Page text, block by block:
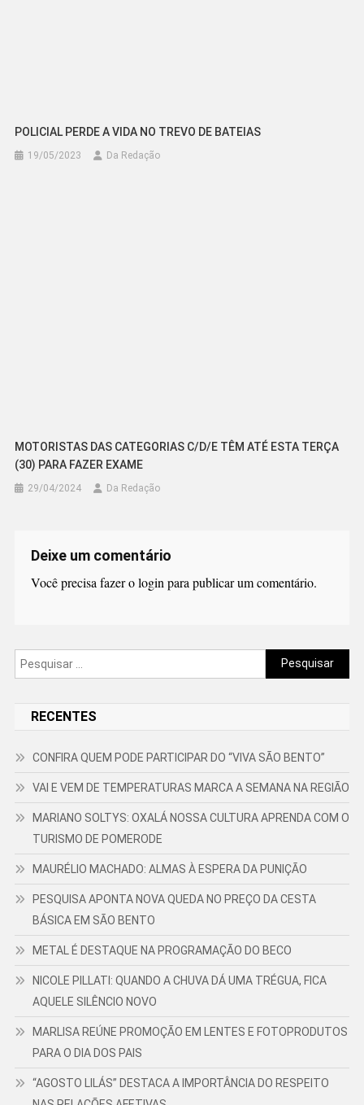
POLICIAL PERDE A VIDA NO TREVO DE BATEIAS
19/05/2023 Da Redação
MOTORISTAS DAS CATEGORIAS C/D/E TÊM ATÉ ESTA TERÇA
(30) PARA FAZER EXAME
29/04/2024 Da Redação
Deixe um comentário
Você precisa fazer ologin para publicar um comentário.
Pesquisar
por:
RECENTES
CONFIRA QUEM PODE PARTICIPAR DO “VIVA SÃO BENTO”
VAI E VEM DE TEMPERATURAS MARCA A SEMANA NA REGIÃO
MARIANO SOLTYS: OXALÁ NOSSA CULTURA APRENDA COM O
TURISMO DE POMERODE
MAURÉLIO MACHADO: ALMAS À ESPERA DA PUNIÇÃO
PESQUISA APONTA NOVA QUEDA NO PREÇO DA CESTA
BÁSICA EM SÃO BENTO
METAL É DESTAQUE NA PROGRAMAÇÃO DO BECO
NICOLE PILLATI: QUANDO A CHUVA DÁ UMA TRÉGUA, FICA
AQUELE SILÊNCIO NOVO
MARLISA REÚNE PROMOÇÃO EM LENTES E FOTOPRODUTOS
PARA O DIA DOS PAIS
“AGOSTO LILÁS” DESTACA A IMPORTÂNCIA DO RESPEITO